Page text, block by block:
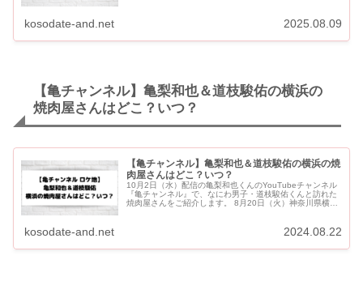
kosodate-and.net 2025.08.09
【亀チャンネル】亀梨和也＆道枝駿佑の横浜の
焼肉屋さんはどこ？いつ？
【亀チャンネル】亀梨和也＆道枝駿佑の横浜の焼
肉屋さんはどこ？いつ？
10月2日（水）配信の亀梨和也くんのYouTubeチャンネル
『亀チャンネル』で、なにわ男子・道枝駿佑くんと訪れた
焼肉屋さんをご紹介します。 8月20日（火）神奈川県横浜
kosodate-and.net 2024.08.22